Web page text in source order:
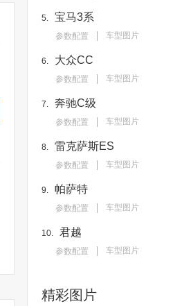
5. 宝马3系
参数配置 车型图片
6. 大众CC
参数配置 车型图片
7. 奔驰C级
参数配置 车型图片
8. 雷克萨斯ES
参数配置 车型图片
9. 帕萨特
参数配置 车型图片
10. 君越
参数配置 车型图片
精彩图片